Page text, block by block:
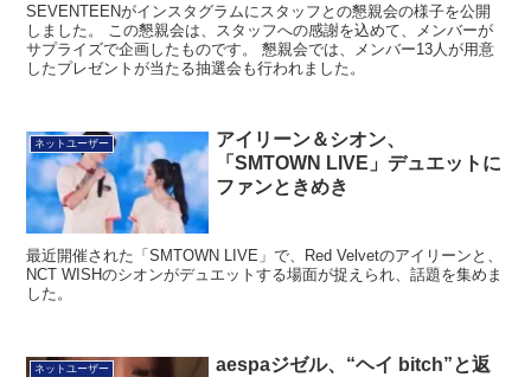
SEVENTEENがインスタグラムにスタッフとの懇親会の様子を公開
しました。 この懇親会は、スタッフへの感謝を込めて、メンバーが
サプライズで企画したものです。 懇親会では、メンバー13人が用意
したプレゼントが当たる抽選会も行われました。
ネットユーザー
アイリーン＆シオン、
「SMTOWN LIVE」デュエットに
ファンときめき
最近開催された「SMTOWN LIVE」で、Red Velvetのアイリーンと、
NCT WISHのシオンがデュエットする場面が捉えられ、話題を集めま
した。
ネットユーザー
aespaジゼル、“ヘイ bitch”と返